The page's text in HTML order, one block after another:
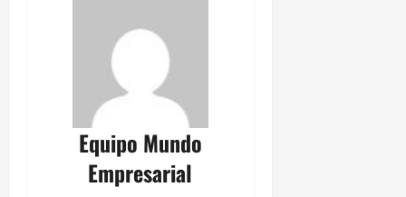
Equipo Mundo
Empresarial